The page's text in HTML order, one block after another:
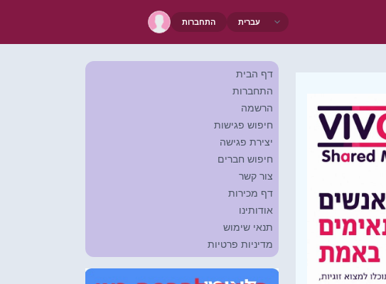
התחברות
דף הבית
התחברות
הרשמה
חיפוש פגישות
יצירת פגישה
חיפוש חברים
צור קשר
דף מכירות
אודותינו
תנאי שימוש
מדיניות פרטיות